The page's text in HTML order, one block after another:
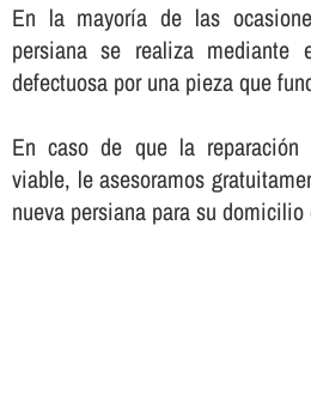
En la mayorí­a de las
persiana se realiza
defectuosa por una pieza que
En caso de que la
viable, le asesoramos
nueva persiana para su